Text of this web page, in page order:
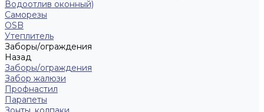
Водоотлив оконный)
Саморезы
OSB
Утеплитель
Заборы/ограждения
Назад
Заборы/ограждения
Забор жалюзи
Профнастил
Парапеты